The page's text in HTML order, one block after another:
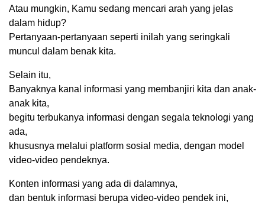
Atau mungkin, Kamu sedang mencari arah yang jelas
dalam hidup?
Pertanyaan-pertanyaan seperti inilah yang seringkali
muncul dalam benak kita.
Selain itu,
Banyaknya kanal informasi yang membanjiri kita dan anak-
anak kita,
begitu terbukanya informasi dengan segala teknologi yang
ada,
khususnya melalui platform sosial media, dengan model
video-video pendeknya.
Konten informasi yang ada di dalamnya,
dan bentuk informasi berupa video-video pendek ini,